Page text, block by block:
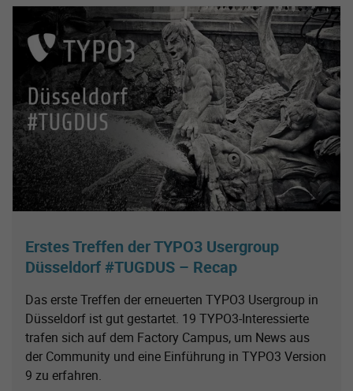
Erstes Treffen der TYPO3 Usergroup
Düsseldorf #TUGDUS – Recap
Das erste Treffen der erneuerten TYPO3 Usergroup in
Düsseldorf ist gut gestartet. 19 TYPO3-Interessierte
trafen sich auf dem Factory Campus, um News aus
der Community und eine Einführung in TYPO3 Version
9 zu erfahren.